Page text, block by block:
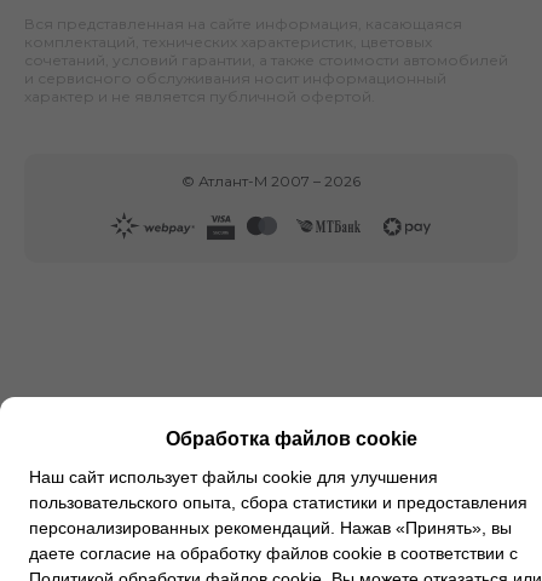
Вся представленная на сайте информация, касающаяся
комплектаций, технических характеристик, цветовых
сочетаний, условий гарантии, а также стоимости автомобилей
и сервисного обслуживания носит информационный
характер и не является публичной офертой.
© Атлант-М 2007 – 2026
Обработка файлов cookie
Наш сайт использует файлы cookie для улучшения
пользовательского опыта, сбора статистики и предоставления
персонализированных рекомендаций. Нажав «Принять», вы
даете согласие на обработку файлов cookie в соответствии с